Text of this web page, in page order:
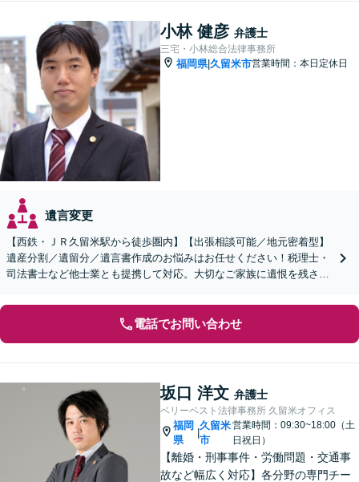
小林 健彦 弁護士
三宅・小林総合法律事務所
福岡県|久留米市営業時間：本日定休日
遺言変更
【西鉄・ＪＲ久留米駅から徒歩圏内】【出張相談可能／地元密着型】
遺産分割／遺留分／遺言書作成のお悩みはお任せください！税理士・
司法書士など他士業とも提携して対応。大切なご家族に遺恨を残さな
電話でお問い合わせ
坂口 洋文 弁護士
ベリーベスト法律事務所 久留米オフィス
福岡
県
|
久留米
市
営業時間：09:30~18:00（土
日祝日）
【離婚・刑事事件・労働問題・交通事
故など幅広く対応】各分野の専門チー